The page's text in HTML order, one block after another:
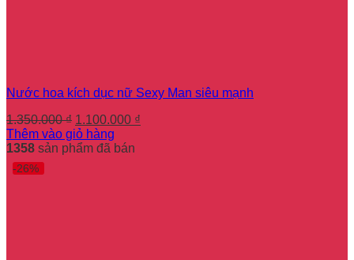
Nước hoa kích dục nữ Sexy Man siêu mạnh
1.350.000₫ Giá
gốc
là:
1.100.000 ₫
Thêm vào giỏ hàng
1358 sản phẩm đã bán
-26%